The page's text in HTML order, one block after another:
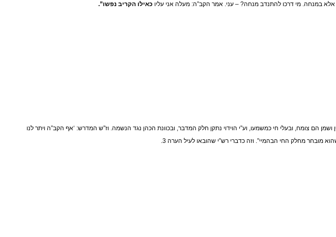
אלא במנחה. מי דרכו להתנדב מנחה? – עני. אמר הקב”ה: מעלה אני עליו כאילו הקריב נפשו”.
הם צומח, ובעלי חי כמשמעו, וע”י הוידוי נתקן חלק המדבר, ובכוונת הכהן נגד הנשמה. וז”ש המדרש: ‘אף הקב”ה ויתר לנו
מובחר מחלק החי הבהמיי”. וזה כדברי רש”י שהובאו לעיל הערה 3.